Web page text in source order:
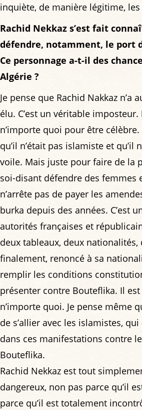
inquiète, de manière légitime,
Rachid Nekkaz s’est fait
défendre, notamment, le port
Ce personnage a-t-il des
Algérie ?
Je pense que Rachid Nakkaz n’a
élu. C’est un véritable
n’importe quoi pour être
qu’il n’était pas islamiste et qu’il
voile. Mais juste pour faire de la
soi-disant défendre des femmes
n’arrête pas de payer les
burka depuis des années. C’est
autorités françaises et
deux tableaux, deux nationalités,
finalement, renoncé à sa
remplir les conditions
présenter contre Bouteflika. Il
n’importe quoi. Je pense même
de s’allier avec les islamistes,
dans ces manifestations contre
Bouteflika.
Rachid Nekkaz est tout
dangereux, non pas parce qu’il
parce qu’il est totalement